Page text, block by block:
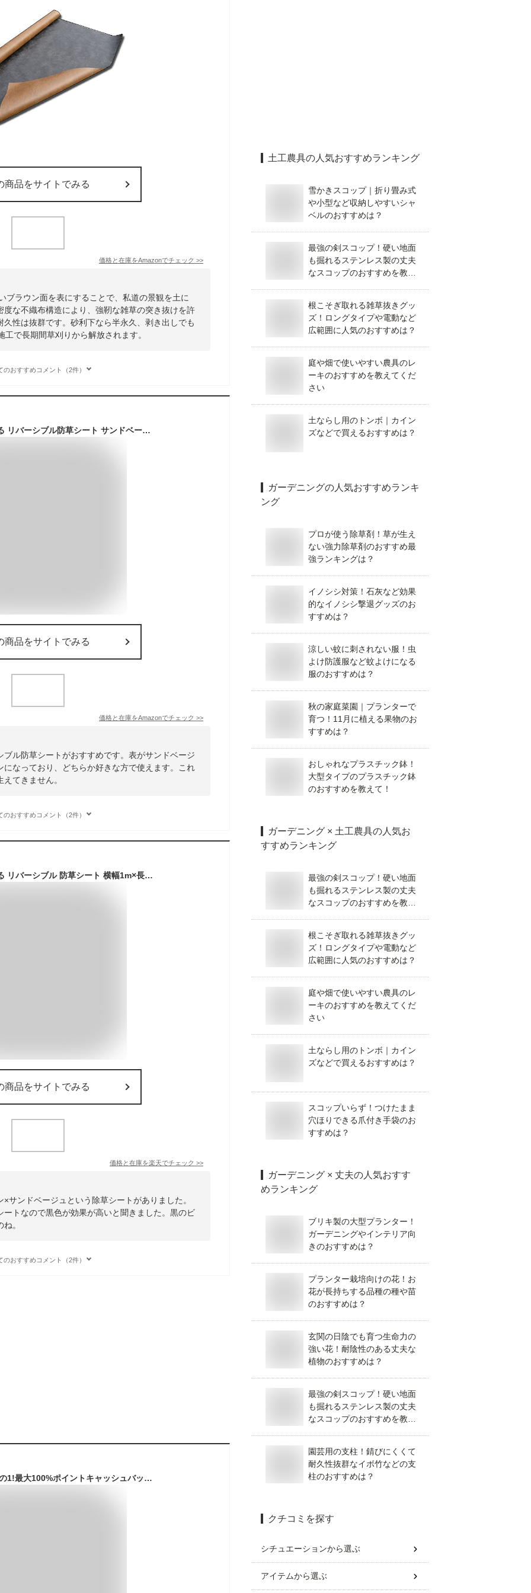
商品をサイトでみる
価格と在庫をAmazonでチェック >>
ブラウン面を表にすることで、私道の景観を土に
な不織布構造により、強靭な雑草の突き抜けを許
性は抜群です。砂利下なら半永久、剥き出しでも
で長期間草刈りから解放されます。
のおすすめコメント（2件）
日本マタイ 両面使える リバーシブル防草シート サンドベージュ/茶 1×5m
商品をサイトでみる
価格と在庫をAmazonでチェック >>
ル防草シートがおすすめです。表がサンドベージ
なっており、どちらか好きな方で使えます。これ
てきません。
のおすすめコメント（2件）
日本マタイ 両面使える リバーシブル 防草シート 横幅1m×長さ10m ブリティッシュブラウン×サンドベージュ [ 草よけ 防草 シート 草よけシート 雑草シート 除草シート グランドシート 雑草 雑草対策 雑草防止 ]
商品をサイトでみる
価格と在庫を楽天でチェック >>
サンドベージュという除草シートがありました。
トなので黒色が効果が高いと聞きました。黒のビ
。
のおすすめコメント（2件）
【3/20は当選確率2分の1!最大100%ポイントキャッシュバック】硬い材質のため曲げて梱包できない防草シート［10平米分］GreenArts430JP/BW 1m×10m ブラウン 茶 高級防草シート 強力 高耐久 防草対策 DIY
土工農具の人気おすすめランキング
雪かきスコップ｜折り畳み式
や小型など収納しやすいシャ
ベルのおすすめは？
最強の剣スコップ！硬い地面
も掘れるステンレス製の丈夫
なスコップのおすすめを教え
根こそぎ取れる雑草抜きグッ
ズ！ロングタイプや電動など
広範囲に人気のおすすめは？
庭や畑で使いやすい農具のレ
ーキのおすすめを教えてくだ
さい
土ならし用のトンボ｜カイン
ズなどで買えるおすすめは？
ガーデニングの人気おすすめランキ
ング
プロが使う除草剤！草が生え
ない強力除草剤のおすすめ最
強ランキングは？
イノシシ対策！石灰など効果
的なイノシシ撃退グッズのお
すすめは？
涼しい蚊に刺されない服！虫
よけ防護服など蚊よけになる
服のおすすめは？
秋の家庭菜園｜プランターで
育つ！11月に植える果物のお
すすめは？
おしゃれなプラスチック鉢！
大型タイプのプラスチック鉢
のおすすめを教えて！
ガーデニング × 土工農具の人気お
すすめランキング
最強の剣スコップ！硬い地面
も掘れるステンレス製の丈夫
なスコップのおすすめを教え
根こそぎ取れる雑草抜きグッ
ズ！ロングタイプや電動など
広範囲に人気のおすすめは？
庭や畑で使いやすい農具のレ
ーキのおすすめを教えてくだ
さい
土ならし用のトンボ｜カイン
ズなどで買えるおすすめは？
スコップいらず！つけたまま
穴ほりできる爪付き手袋のお
すすめは？
ガーデニング × 丈夫の人気おすす
めランキング
ブリキ製の大型プランター！
ガーデニングやインテリア向
きのおすすめは？
プランター栽培向けの花！お
花が長持ちする品種の種や苗
のおすすめは？
玄関の日陰でも育つ生命力の
強い花！耐陰性のある丈夫な
植物のおすすめは？
最強の剣スコップ！硬い地面
も掘れるステンレス製の丈夫
なスコップのおすすめを教え
園芸用の支柱！錆びにくくて
耐久性抜群なイボ竹などの支
柱のおすすめは？
クチコミを探す
シチュエーションから選ぶ
アイテムから選ぶ